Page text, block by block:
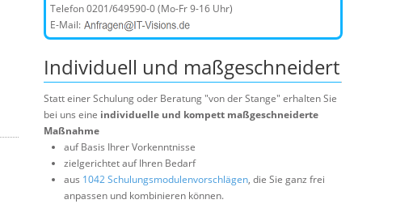
Telefon0201/649590-0(Mo-Fr 9-16 Uhr)
E-Mail:
Individuell und maßgeschneidert
Statt einer Schulung oder Beratung "von der Stange" erhalten Sie
bei uns eine individuelle und kompett maßgeschneiderte
Maßnahme
auf Basis Ihrer Vorkenntnisse
zielgerichtet auf Ihren Bedarf
aus 1042 Schulungsmodulenvorschlägen, die Sie ganz frei
anpassen und kombinieren können.